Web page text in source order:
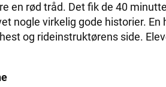
en rød tråd. Det fik de 40
nogle virkelig gode historier.
og rideinstruktørens side.